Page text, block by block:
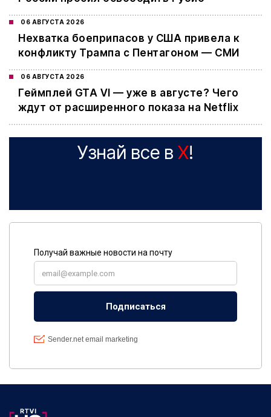
06 АВГУСТА 2026
Нехватка боеприпасов у США привела к
конфликту Трампа с Пентагоном — СМИ
06 АВГУСТА 2026
Геймплей GTA VI — уже в августе? Чего
ждут от расширенного показа на Netflix
Узнай все в X!